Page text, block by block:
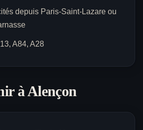
depuis Paris-Saint-Lazare ou
A84, A28
àAlençon